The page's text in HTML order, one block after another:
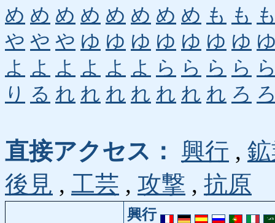
め め め め め め め め も も
や や や ゆ ゆ ゆ ゆ ゆ ゆ ゆ
よ よ よ よ よ よ ら ら ら ら
り る れ れ れ れ れ れ れ ろ
直接アクセス： 興行 ,
後見 , 工芸 , 攻撃 , 抗原
興行